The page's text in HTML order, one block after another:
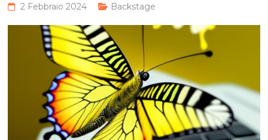
2 Febbraio 2024 Backstage